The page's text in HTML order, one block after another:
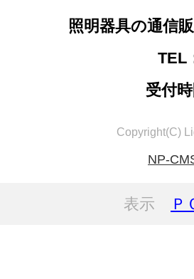
照明器具の通信
TEL
受付
Copyright(C)
NP-
表示 Ｐ